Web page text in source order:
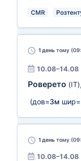
CMR
1 день тому
10.08–14.08
Роверето (IT),
(дов=3м шир=
1 день тому
10.08–14.08